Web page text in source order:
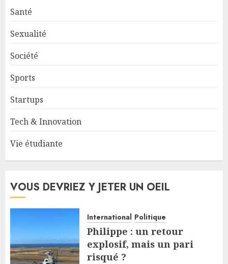
Santé
Sexualité
Société
Sports
Startups
Tech & Innovation
Vie étudiante
VOUS DEVRIEZ Y JETER UN OEIL
International Politique
Philippe : un retour
explosif, mais un pari
risqué ?